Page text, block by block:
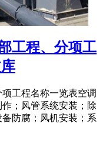
工程、分项工
工程名称一览表空调
；风管系统安装；除
防腐；风机安装；系